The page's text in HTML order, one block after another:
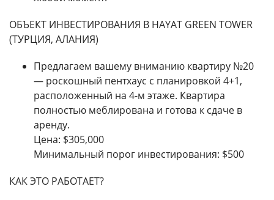
ОБЪЕКТ ИНВЕСТИРОВАНИЯ В HAYAT GREEN TOWER
(ТУРЦИЯ, АЛАНИЯ)
Предлагаем вашему вниманию квартиру №20
— роскошный пентхаус с планировкой 4+1,
расположенный на 4-м этаже. Квартира
полностью меблирована и готова к сдаче в
аренду.
Цена: $305,000
Минимальный порог инвестирования: $500
КАК ЭТО РАБОТАЕТ?